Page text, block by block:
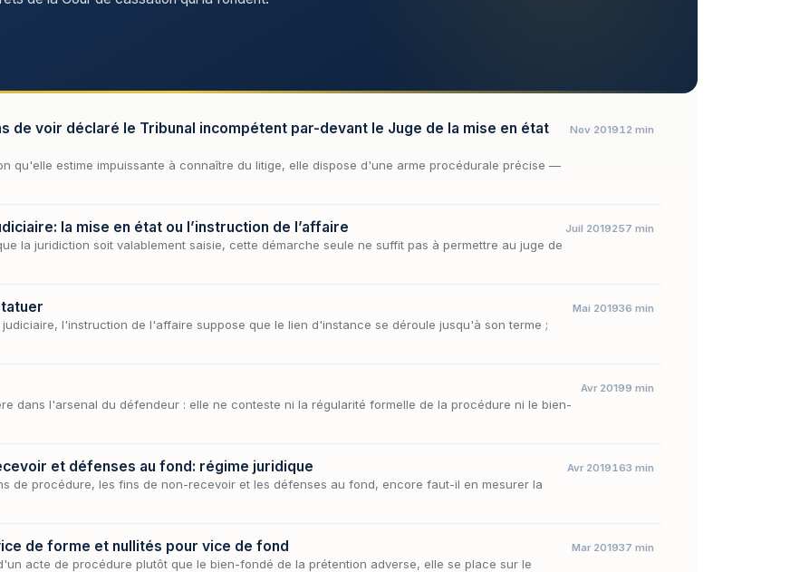
de voir déclaré le Tribunal incompétent par-devant le Juge de la mise en état
qu'elle estime impuissante à connaître du litige, elle dispose d'une arme procédurale précise —
Nov 201912 min
la mise en état ou l’instruction de l’affaire
la juridiction soit valablement saisie, cette démarche seule ne suffit pas à permettre au juge de
Juil 2019257 min
l'instruction de l'affaire suppose que le lien d'instance se déroule jusqu'à son terme ;
Mai 201936 min
dans l'arsenal du défendeur : elle ne conteste ni la régularité formelle de la procédure ni le bien-
Avr 20199 min
et défenses au fond: régime juridique
de procédure, les fins de non-recevoir et les défenses au fond, encore faut-il en mesurer la
Avr 2019163 min
de forme et nullités pour vice de fond
acte de procédure plutôt que le bien-fondé de la prétention adverse, elle se place sur le
Mar 201937 min